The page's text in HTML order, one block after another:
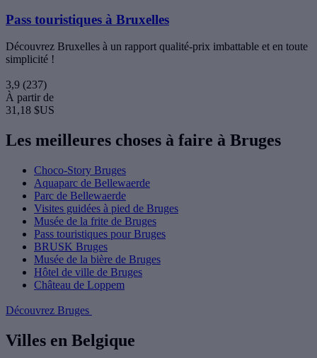
Pass touristiques à Bruxelles
Découvrez Bruxelles à un rapport qualité-prix imbattable et en toute
simplicité !
3,9 (237)
À partir de
31,18 $US
Les meilleures choses à faire à Bruges
Choco-Story Bruges
Aquaparc de Bellewaerde
Parc de Bellewaerde
Visites guidées à pied de Bruges
Musée de la frite de Bruges
Pass touristiques pour Bruges
BRUSK Bruges
Musée de la bière de Bruges
Hôtel de ville de Bruges
Château de Loppem
Découvrez Bruges
Villes en Belgique